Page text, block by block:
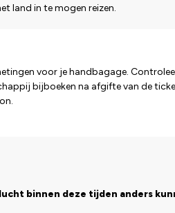
land in te mogen reizen.
voor je handbagage.
bijboeken na afgifte van de
binnen deze tijden anders